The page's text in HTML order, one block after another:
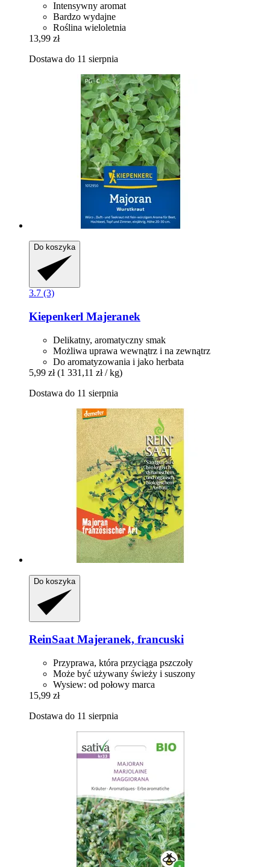
Intensywny aromat
Bardzo wydajne
Roślina wieloletnia
13,99 zł
Dostawa do 11 sierpnia
Do koszyka
3.7 (3)
Kiepenkerl Majeranek
Delikatny, aromatyczny smak
Możliwa uprawa wewnątrz i na zewnątrz
Do aromatyzowania i jako herbata
5,99 zł (1 331,11 zł / kg)
Dostawa do 11 sierpnia
Do koszyka
ReinSaatMajeranek, francuski
Przyprawa, która przyciąga pszczoły
Może być używany świeży i suszony
Wysiew: od połowy marca
15,99 zł
Dostawa do 11 sierpnia